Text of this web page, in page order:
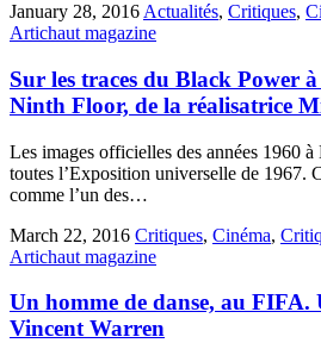
January 28, 2016 Actualités, Critiques,
Artichaut magazine
Sur les traces du Black Power
Ninth Floor, de la réalisatrice
Les images officielles des années 1960
toutes l’Exposition universelle de 1967.
comme l’un des…
March 22, 2016 Critiques, Cinéma,
Artichaut magazine
Un homme de danse, au FIFA.
Vincent Warren